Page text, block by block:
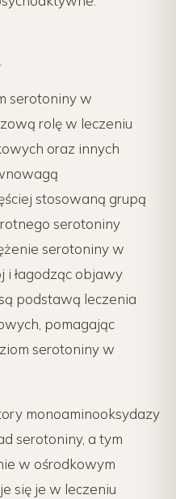
serotoniny w
rolę w leczeniu
oraz innych
stosowaną grupą
serotoniny
serotoniny w
i łagodząc objawy
podstawą leczenia
pomagając
serotoniny w
monoaminooksydazy
serotoniny, a tym
w ośrodkowym
się je w leczeniu